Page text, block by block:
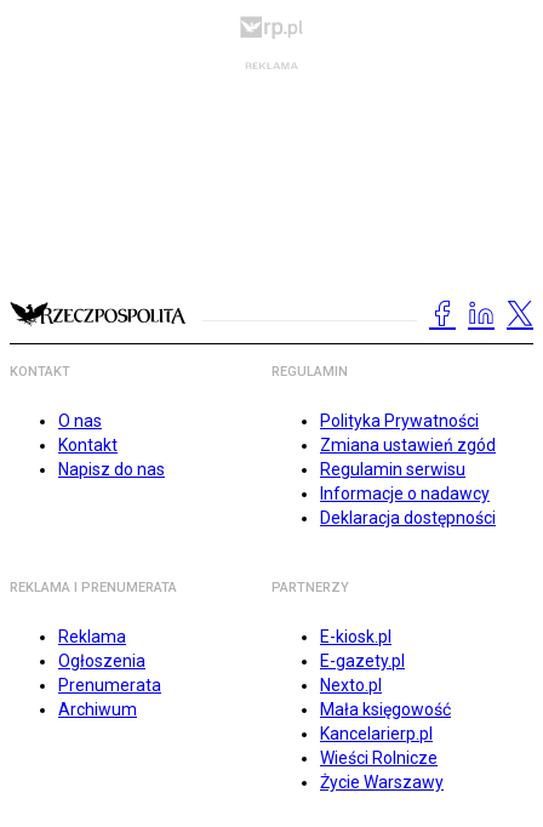
KONTAKT
O nas
Kontakt
Napisz do nas
REGULAMIN
Polityka Prywatności
Zmiana ustawień zgód
Regulamin serwisu
Informacje o nadawcy
Deklaracja dostępności
REKLAMA I PRENUMERATA
Reklama
Ogłoszenia
Prenumerata
Archiwum
PARTNERZY
E-kiosk.pl
E-gazety.pl
Nexto.pl
Mała księgowość
Kancelarierp.pl
Wieści Rolnicze
Życie Warszawy